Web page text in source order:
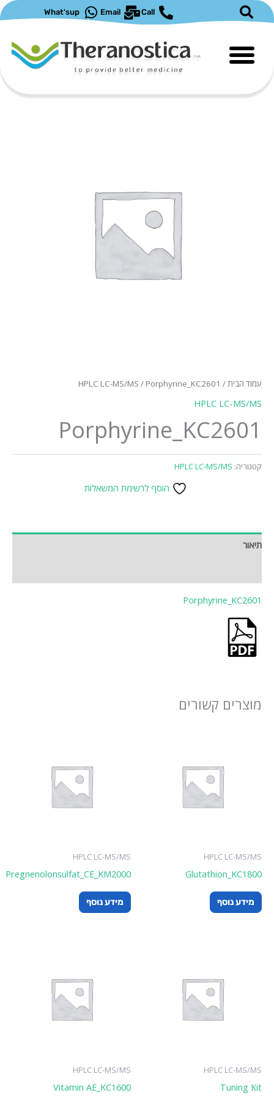
Call
Email
What'sup
עמוד הבית/
HPLC LC-MS/MS / Porphyrine_KC2601
HPLC LC-MS/MS
Porphyrine_KC2601
קטגוריה: HPLC LC-MS/MS
הוסף לרשימת המשאלות
תיאור
Porphyrine_KC2601
מוצרים קשורים
HPLC LC-MS/MS
Glutathion_KC1800
מידע נוסף
HPLC LC-MS/MS
Pregnenolonsulfat_CE_KM2000
מידע נוסף
HPLC LC-MS/MS
Tuning Kit
HPLC LC-MS/MS
Vitamin AE_KC1600